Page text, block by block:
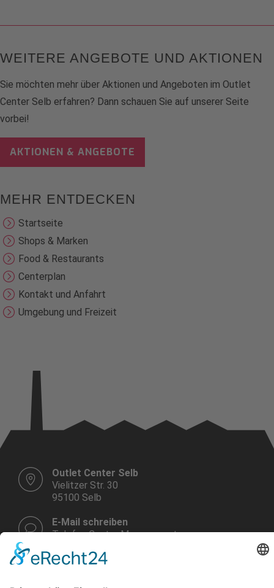
WEITERE ANGEBOTE UND AKTIONEN
Sie möchten mehr über Aktionen und Angeboten im Outlet
Center Selb erfahren? Dann schauen Sie auf unserer Seite
vorbei!
AKTIONEN & ANGEBOTE
MEHR ENTDECKEN
Startseite
Shops & Marken
Food & Restaurants
Centerplan
Kontakt und Anfahrt
Umgebung und Freizeit
Outlet Center Selb
Vielitzer Str. 30
95100 Selb
E-Mail schreiben
Telefon Center Management: